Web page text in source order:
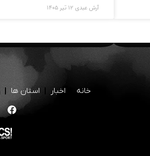
آرش عبدی ۱۲ تیر ۱۴۰۵
خانه اخبار استان ها